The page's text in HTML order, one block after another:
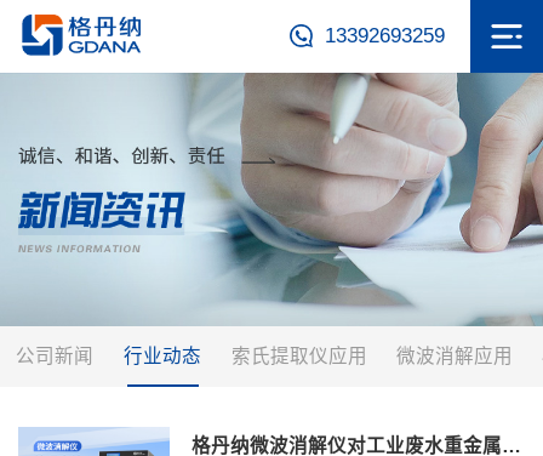
13392693259
公司新闻 行业动态 索氏提取仪应用 微波消解应用
格丹纳微波消解仪对工业废水重金属总量检测的作用